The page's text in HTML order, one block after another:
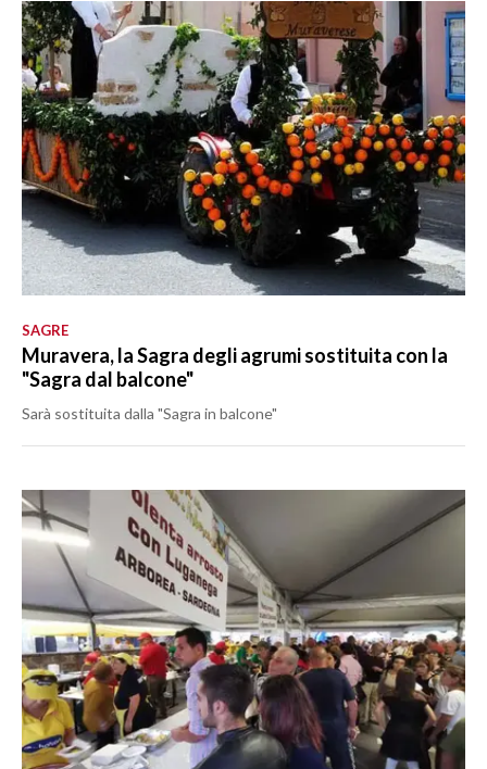
SAGRE
Muravera, la Sagra degli agrumi sostituita con la
"Sagra dal balcone"
Sarà sostituita dalla "Sagra in balcone"